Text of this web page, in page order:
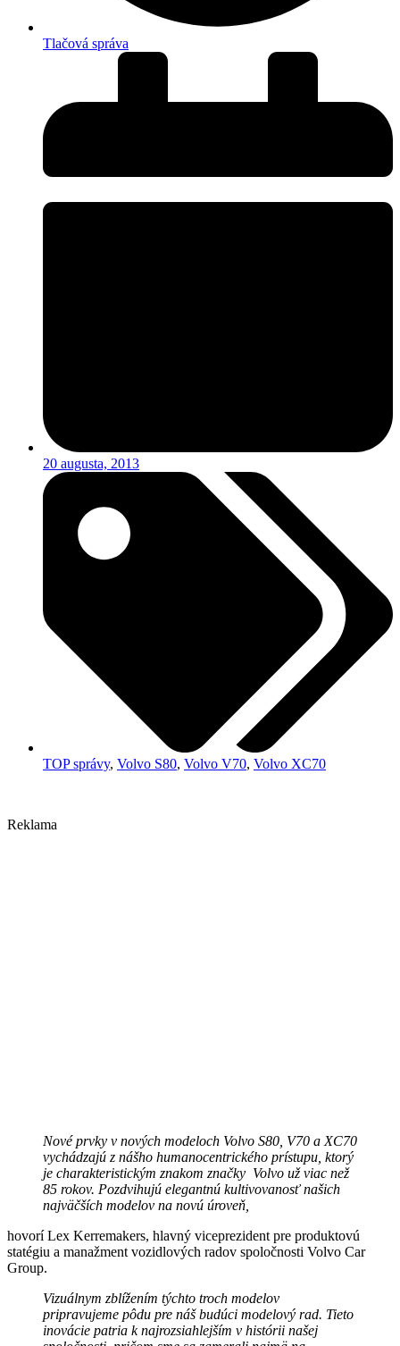
Tlačová správa
20 augusta, 2013
TOP správy, Volvo S80, Volvo V70, Volvo XC70
Reklama
Nové prvky v nových modeloch Volvo S80, V70 a XC70
vychádzajú z nášho humanocentrického prístupu, ktorý
je charakteristickým znakom značky Volvo už viac než
85 rokov. Pozdvihujú elegantnú kultivovanosť našich
najväčších modelov na novú úroveň,
hovorí Lex Kerremakers, hlavný viceprezident pre produktovú
statégiu a manažment vozidlových radov spoločnosti Volvo Car
Group.
Vizuálnym zblížením týchto troch modelov
pripravujeme pôdu pre náš budúci modelový rad. Tieto
inovácie patria k najrozsiahlejším v histórii našej